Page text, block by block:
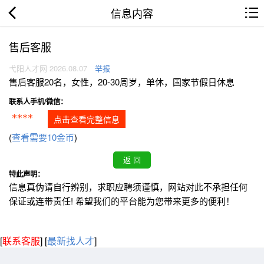
信息内容
售后客服
弋阳人才网 2026.08.07 举报
售后客服20名，女性，20-30周岁，单休，国家节假日休息
联系人手机/微信：
**** 点击查看完整信息
(查看需要10金币)
特此声明：
信息真伪请自行辨别，求职应聘须谨慎，网站对此不承担任何
保证或连带责任! 希望我们的平台能为您带来更多的便利！
[联系客服] [最新找人才]